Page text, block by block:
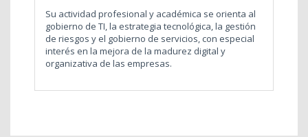
Su actividad profesional y académica se orienta al
gobierno de TI, la estrategia tecnológica, la gestión
de riesgos y el gobierno de servicios, con especial
interés en la mejora de la madurez digital y
organizativa de las empresas.